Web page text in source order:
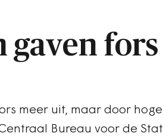
gaven
meer uit, maar door
Bureau voor de